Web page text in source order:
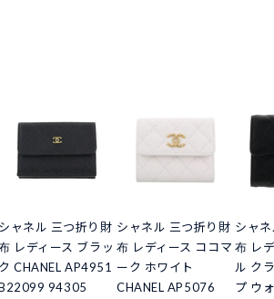
シャネル 三つ折り財
レディース ブラッ
ク CHANEL AP4951
94305
シャネル 三つ折り財
布 レディース ココマ
ーク ホワイト
CHANEL AP5076
シャ
布 レ
ル ク
プ ウ